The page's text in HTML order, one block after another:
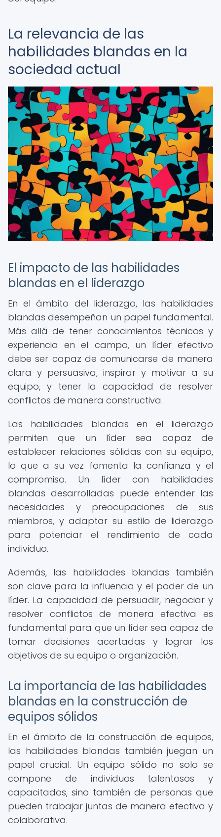
La relevancia de las
habilidades blandas en la
sociedad actual
El impacto de las habilidades
blandas en el liderazgo
En el ámbito del liderazgo, las habilidades
blandas desempeñan un papel fundamental.
Más allá de tener conocimientos técnicos y
experiencia en el campo, un líder efectivo
debe ser capaz de comunicarse de manera
clara y persuasiva, inspirar y motivar a su
equipo, y tener la capacidad de resolver
conflictos de manera constructiva.
Las habilidades blandas en el liderazgo
permiten que un líder sea capaz de
establecer relaciones sólidas con su equipo,
lo que a su vez fomenta la confianza y el
compromiso. Un líder con habilidades
blandas desarrolladas puede entender las
necesidades y preocupaciones de sus
miembros, y adaptar su estilo de liderazgo
para potenciar el rendimiento de cada
individuo.
Además, las habilidades blandas también
son clave para la influencia y el poder de un
líder. La capacidad de persuadir, negociar y
resolver conflictos de manera efectiva es
fundamental para que un líder sea capaz de
tomar decisiones acertadas y lograr los
objetivos de su equipo o organización.
La importancia de las habilidades
blandas en la construcción de
equipos sólidos
En el ámbito de la construcción de equipos,
las habilidades blandas también juegan un
papel crucial. Un equipo sólido no solo se
compone de individuos talentosos y
capacitados, sino también de personas que
pueden trabajar juntas de manera efectiva y
colaborativa.